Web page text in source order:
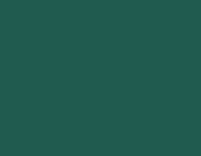
till annan webbplats.